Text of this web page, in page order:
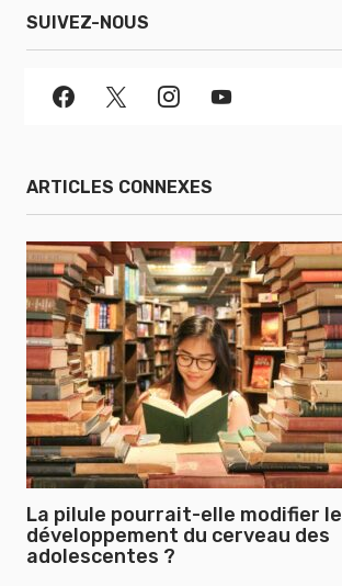
SUIVEZ-NOUS
ARTICLES CONNEXES
La pilule pourrait-elle modifier le
développement du cerveau des
adolescentes ?